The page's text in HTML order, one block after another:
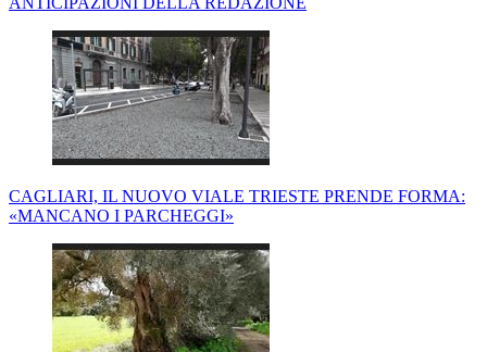
CAGLIARI, IL NUOVO VIALE TRIESTE PRENDE FORMA:
«MANCANO I PARCHEGGI»